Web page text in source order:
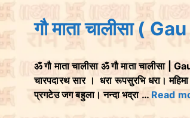
गौ माता चालीसा (
ॐ गौ माता चालीसा ॐ गौ माता चालीसा |
चारपदारथ सार । धरा रूपसुरभि धरा।
प्रगटेउ जग बहुला। नन्दा भद्रा … Read